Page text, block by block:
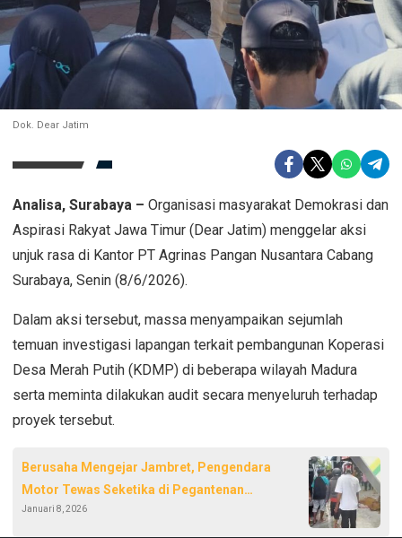
Dok. Dear Jatim
Analisa, Surabaya – Organisasi masyarakat Demokrasi dan
Aspirasi Rakyat Jawa Timur (Dear Jatim) menggelar aksi
unjuk rasa di Kantor PT Agrinas Pangan Nusantara Cabang
Surabaya, Senin (8/6/2026).
Dalam aksi tersebut, massa menyampaikan sejumlah
temuan investigasi lapangan terkait pembangunan Koperasi
Desa Merah Putih (KDMP) di beberapa wilayah Madura
serta meminta dilakukan audit secara menyeluruh terhadap
proyek tersebut.
Berusaha Mengejar Jambret, Pengendara
Motor Tewas Seketika di Pegantenan
Pamekasan
Januari 8, 2026